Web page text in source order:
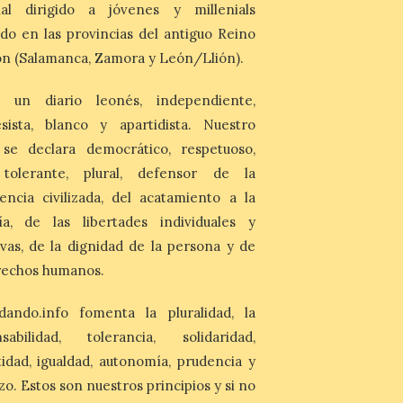
evocador tema de La […]
Patrimonio Nacional
fuentes de La Granja ante
la escasez de agua
6 Ago 2026
Esta medida afecta a los
espectáculos nocturnos
de la Fuente Baños de
Diana previstos para los
días 8, 15 y 22 de agosto,
así como al encendido extraordinario del
día 25. La reserva de agua en el estanque
El Descenso Internacional
del Sella arranca con el
homenaje a los campeones
y el izado de las banderas
dirigido a jóvenes y millenials
en las provincias del antiguo Reino
(Salamanca, Zamora y León/Llión).
un diario leonés, independiente,
blanco y apartidista. Nuestro
declara democrático, respetuoso,
tolerante, plural, defensor de la
civilizada, del acatamiento a la
de las libertades individuales y
de la dignidad de la persona y de
humanos.
fomenta la pluralidad, la
tolerancia, solidaridad,
igualdad, autonomía, prudencia y
Estos son nuestros principios y si no